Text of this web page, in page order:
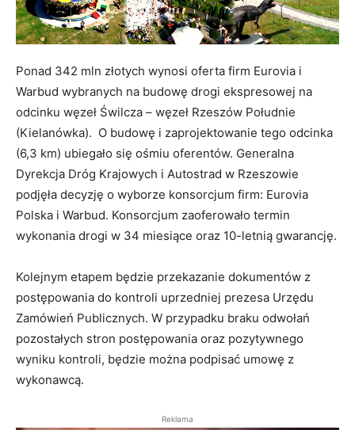
Ponad 342 mln złotych wynosi oferta firm Eurovia i
Warbud wybranych na budowę drogi ekspresowej na
odcinku węzeł Świlcza – węzeł Rzeszów Południe
(Kielanówka). O budowę i zaprojektowanie tego odcinka
(6,3 km) ubiegało się ośmiu oferentów. Generalna
Dyrekcja Dróg Krajowych i Autostrad w Rzeszowie
podjęła decyzję o wyborze konsorcjum firm: Eurovia
Polska i Warbud. Konsorcjum zaoferowało termin
wykonania drogi w 34 miesiące oraz 10-letnią gwarancję.
Kolejnym etapem będzie przekazanie dokumentów z
postępowania do kontroli uprzedniej prezesa Urzędu
Zamówień Publicznych. W przypadku braku odwołań
pozostałych stron postępowania oraz pozytywnego
wyniku kontroli, będzie można podpisać umowę z
wykonawcą.
Reklama